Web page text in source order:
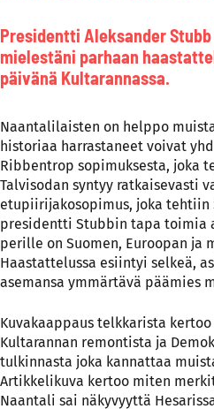
Presidentti Aleksander
mielestäni parhaan
päivänä Kultarannassa.
Naantalilaisten on helppo
historiaa harrastaneet voivat
Ribbentrop sopimuksesta, joka
Talvisodan syntyy ratkaisevasti
etupiirijakosopimus, joka tehtiin
presidentti Stubbin tapa toimia
perille on Suomen, Euroopan ja
Haastattelussa esiintyi selkeä,
asemansa ymmärtävä päämies
Kuvakaappaus telkkarista
Kultarannan remontista ja
tulkinnasta joka kannattaa
Artikkelikuva kertoo miten
Naantali sai näkyvyyttä